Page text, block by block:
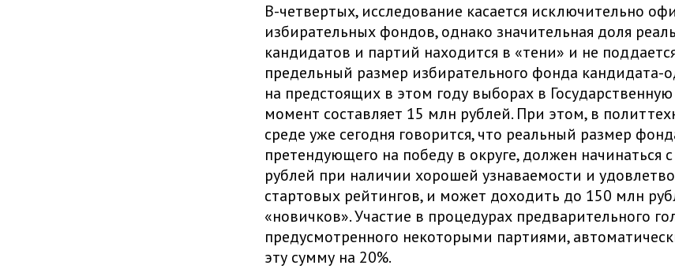
В-четвертых, исследование касается исключительно
избирательных фондов, однако значительная доля
кандидатов и партий находится в «тени» и не
предельный размер избирательного фонда кандидата-
на предстоящих в этом году выборах в
момент составляет 15 млн рублей. При этом, в
среде уже сегодня говорится, что реальный размер
претендующего на победу в округе, должен начинаться
рублей при наличии хорошей узнаваемости и
стартовых рейтингов, и может доходить до 150 млн
«новичков». Участие в процедурах предварительного
предусмотренного некоторыми партиями,
эту сумму на 20%.